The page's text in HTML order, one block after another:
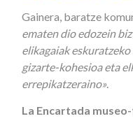
Gainera, baratze
ematen dio edozein
elikagaiak
gizarte-kohesioa eta
errepikatzeraino».
La Encartada